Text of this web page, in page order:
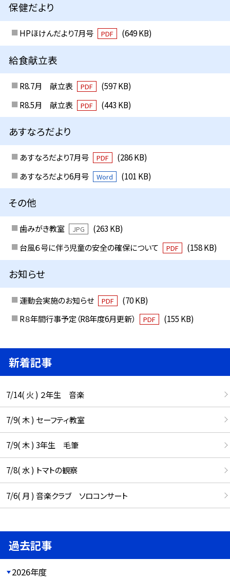
保健だより
HPほけんだより7月号 PDF (649 KB)
給食献立表
R8.7月 献立表 PDF
(597 KB)
R8.5月 献立表
PDF (443 KB)
あすなろだより
あすなろだより7月号 PDF
(286 KB)
あすなろだより6月号
Word (101 KB)
その他
歯みがき教室 JPG
(263 KB)
台風６号に伴う児童の安全の確保について
PDF (158 KB)
お知らせ
運動会実施のお知らせ PDF
(70 KB)
R８年間行事予定（R8年度6月更新）
PDF (155 KB)
新着記事
7/14( 火 ) ２年生 音楽
7/9( 木 ) セーフティ教室
7/9( 木 ) 3年生 毛筆
7/8( 水 ) トマトの観察
7/6( 月 ) 音楽クラブ ソロコンサート
過去記事
2026年度